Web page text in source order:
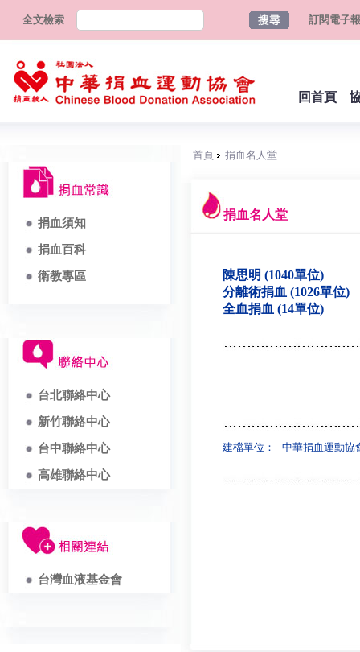
全文檢索 訂閱電子報
回首頁
捐血須知
捐血百科
衛教專區
台北聯絡中心
新竹聯絡中心
台中聯絡中心
高雄聯絡中心
台灣血液基金會
首頁 捐血名人堂
捐血名人堂
陳思明 (1040單位)
分離術捐血 (1026單位)
全血捐血 (14單位)
建檔單位： 中華捐血運動協